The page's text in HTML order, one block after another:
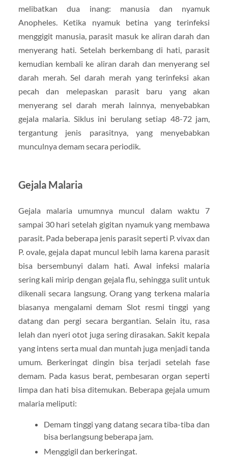
melibatkan dua inang: manusia dan nyamuk
Anopheles. Ketika nyamuk betina yang terinfeksi
menggigit manusia, parasit masuk ke aliran darah dan
menyerang hati. Setelah berkembang di hati, parasit
kemudian kembali ke aliran darah dan menyerang sel
darah merah. Sel darah merah yang terinfeksi akan
pecah dan melepaskan parasit baru yang akan
menyerang sel darah merah lainnya, menyebabkan
gejala malaria. Siklus ini berulang setiap 48-72 jam,
tergantung jenis parasitnya, yang menyebabkan
munculnya demam secara periodik.
Gejala Malaria
Gejala malaria umumnya muncul dalam waktu 7
sampai 30 hari setelah gigitan nyamuk yang membawa
parasit. Pada beberapa jenis parasit seperti P. vivax dan
P. ovale, gejala dapat muncul lebih lama karena parasit
bisa bersembunyi dalam hati. Awal infeksi malaria
sering kali mirip dengan gejala flu, sehingga sulit untuk
dikenali secara langsung. Orang yang terkena malaria
biasanya mengalami demam Slot resmi tinggi yang
datang dan pergi secara bergantian. Selain itu, rasa
lelah dan nyeri otot juga sering dirasakan. Sakit kepala
yang intens serta mual dan muntah juga menjadi tanda
umum. Berkeringat dingin bisa terjadi setelah fase
demam. Pada kasus berat, pembesaran organ seperti
limpa dan hati bisa ditemukan. Beberapa gejala umum
malaria meliputi:
Demam tinggi yang datang secara tiba-tiba dan
bisa berlangsung beberapa jam.
Menggigil dan berkeringat.